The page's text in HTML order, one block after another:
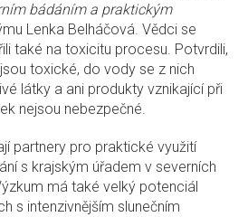
bádáním a praktickým
Lenka Belháčová. Vědci se
také na toxicitu procesu. Potvrdili,
toxické, do vody se z nich
látky a ani produkty vznikající při
nejsou nebezpečné.
partnery pro praktické využití
s krajským úřadem v severních
má také velký potenciál
s intenzivnějším slunečním